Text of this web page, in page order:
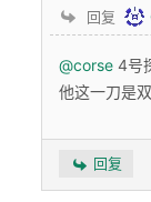
回复
@corse 4号
他这一刀是
回复